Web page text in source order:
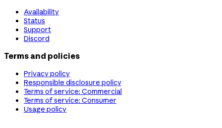
Availability
Status
Support
Discord
Terms and policies
Privacy policy
Responsible disclosure policy
Terms of service: Commercial
Terms of service: Consumer
Usage policy